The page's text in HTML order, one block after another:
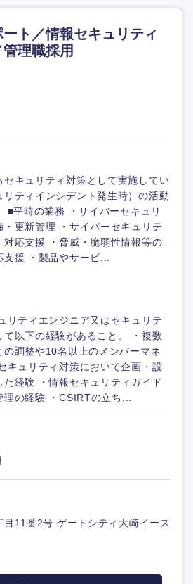
ト／情報セキュリティ
理職採用
セキュリティ対策として実施してい
リティインシデント発生時）の活動
■平時の業務 ・サイバーセキュリ
・更新管理 ・サイバーセキュリテ
対応支援 ・脅威・脆弱性情報等の
援 ・製品やサービ...
リティエンジニア又はセキュリテ
て以下の経験があること。 ・複数
の調整や10名以上のメンバーマネ
キュリティ対策において企画・設
経験 ・情報セキュリティガイド
の経験 ・CSIRTの立ち...
11番2号 ゲートシティ大崎イース